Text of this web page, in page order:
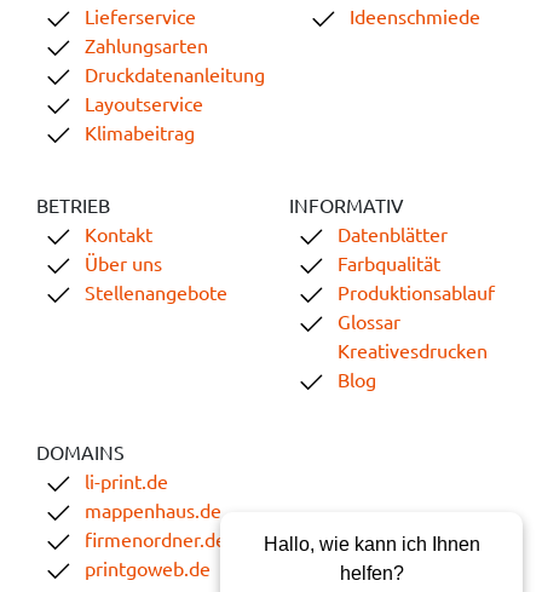
Lieferservice
Zahlungsarten
Druckdatenanleitung
Layoutservice
Klimabeitrag
Ideenschmiede
BETRIEB
Kontakt
Über uns
Stellenangebote
INFORMATIV
Datenblätter
Farbqualität
Produktionsablauf
Glossar
Kreativesdrucken
Blog
DOMAINS
li-print.de
mappenhaus.de
firmenordner.de
printgoweb.de
Hallo, wie kann ich Ihnen
helfen?